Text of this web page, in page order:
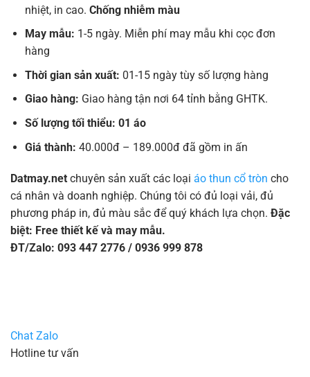
nhiệt, in cao. Chống nhiễm màu
May mẫu: 1-5 ngày. Miễn phí may mẫu khi cọc đơn
hàng
Thời gian sản xuất: 01-15 ngày tùy số lượng hàng
Giao hàng: Giao hàng tận nơi 64 tỉnh bằng GHTK.
Số lượng tối thiểu: 01 áo
Giá thành: 40.000đ – 189.000đ đã gồm in ấn
Datmay.net chuyên sản xuất các loại áo thun cổ tròn cho
cá nhân và doanh nghiệp. Chúng tôi có đủ loại vải, đủ
phương pháp in, đủ màu sắc để quý khách lựa chọn. Đặc
biệt: Free thiết kế và may mẫu.
ĐT/Zalo: 093 447 2776 / 0936 999 878
Chat Zalo
Hotline tư vấn